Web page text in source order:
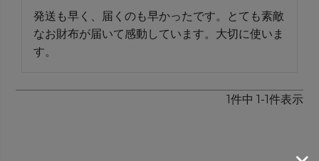
発送も早く、届くのも早かったです。とても素敵
なお財布が届いて感動しています。大切に使いま
す。
1件中 1 -1件表示